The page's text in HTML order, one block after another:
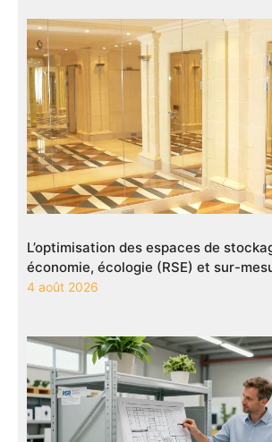
L’optimisation des espaces de
économie, écologie (RSE) et sur-
4 août 2026